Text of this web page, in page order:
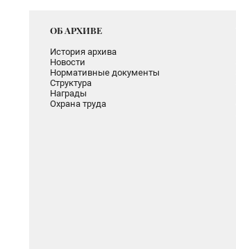
ОБ АРХИВЕ
История архива
Новости
Нормативные документы
Структура
Награды
Охрана труда